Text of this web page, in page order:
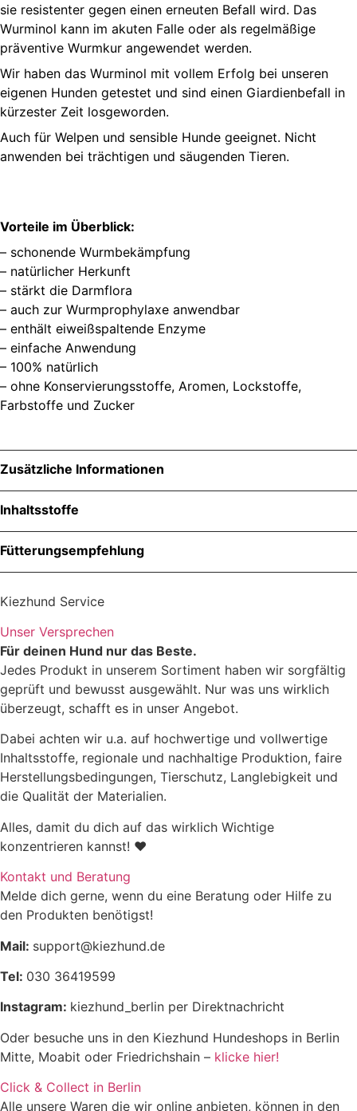
sie resistenter gegen einen erneuten Befall wird. Das
Wurminol kann im akuten Falle oder als regelmäßige
präventive Wurmkur angewendet werden.
Wir haben das Wurminol mit vollem Erfolg bei unseren
eigenen Hunden getestet und sind einen Giardienbefall in
kürzester Zeit losgeworden.
Auch für Welpen und sensible Hunde geeignet. Nicht
anwenden bei trächtigen und säugenden Tieren.
Vorteile im Überblick:
– schonende Wurmbekämpfung
– natürlicher Herkunft
– stärkt die Darmflora
– auch zur Wurmprophylaxe anwendbar
– enthält eiweißspaltende Enzyme
– einfache Anwendung
– 100% natürlich
– ohne Konservierungsstoffe, Aromen, Lockstoffe,
Farbstoffe und Zucker
Zusätzliche Informationen
Größe
Inhaltsstoffe
Fütterungsempfehlung
Kiezhund Service
Unser Versprechen
Für deinen Hund nur das Beste.
Jedes Produkt in unserem Sortiment haben wir sorgfältig
geprüft und bewusst ausgewählt. Nur was uns wirklich
überzeugt, schafft es in unser Angebot.
Dabei achten wir u.a. auf hochwertige und vollwertige
Inhaltsstoffe, regionale und nachhaltige Produktion, faire
Herstellungsbedingungen, Tierschutz, Langlebigkeit und
die Qualität der Materialien.
Alles, damit du dich auf das wirklich Wichtige
konzentrieren kannst! ♥
Kontakt und Beratung
Melde dich gerne, wenn du eine Beratung oder Hilfe zu
den Produkten benötigst!
Mail: support@kiezhund.de
Tel: 030 36419599
Instagram: kiezhund_berlin per Direktnachricht
Oder besuche uns in den Kiezhund Hundeshops in Berlin
Mitte, Moabit oder Friedrichshain – klicke hier!
Click & Collect in Berlin
Alle unsere Waren die wir online anbieten, können in den